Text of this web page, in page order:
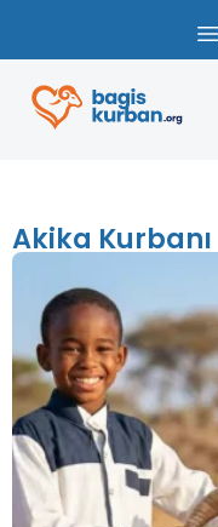
Akika Kurbanı